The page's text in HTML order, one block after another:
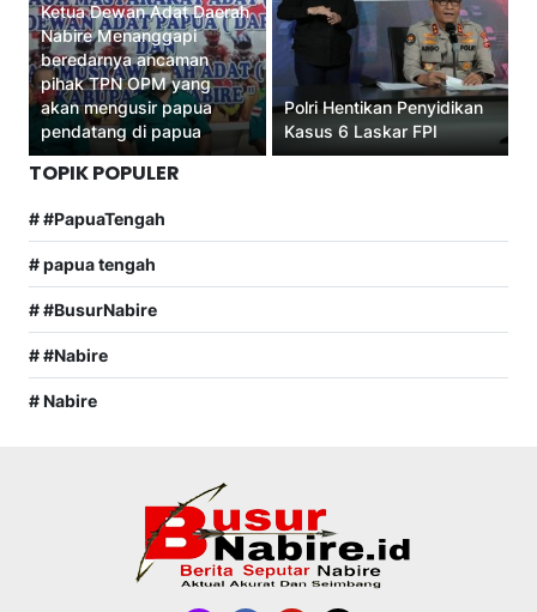
Ketua Dewan Adat Daerah
Nabire Menanggapi
beredarnya ancaman
pihak TPN OPM yang
akan mengusir papua
pendatang di papua
Polri Hentikan Penyidikan
Kasus 6 Laskar FPI
TOPIK POPULER
# #PapuaTengah
# papua tengah
# #BusurNabire
# #Nabire
# Nabire